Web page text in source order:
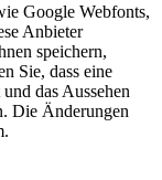
Google Webfonts,
Anbieter
speichern,
Sie, dass eine
das Aussehen
Die Änderungen